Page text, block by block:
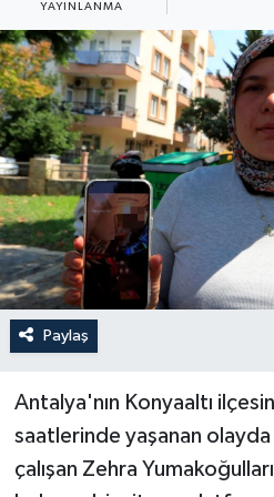
YAYINLANMA
Paylaş
Antalya'nın Konyaaltı
saatlerinde yaşanan
çalışan Zehra
Resmi İlan
Sağlık & Yaşam
Siyaset
Spor